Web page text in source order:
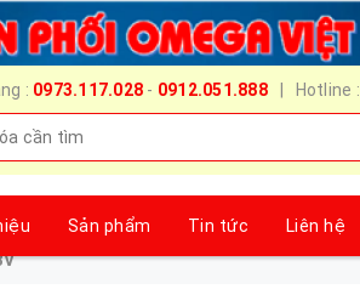
: 0973.117.028 - 0912.051.888| Hotline :
Sản phẩm Tin tức
Liên hệ